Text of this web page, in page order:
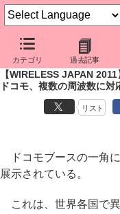
カテゴリ 過去記事
ケータイ Watch イベント
【WIRELESS JAPAN 2011
ドコモ、複数の周波数に
リスト
ドコモブースの一角
展示されている。
これは、世界各国で